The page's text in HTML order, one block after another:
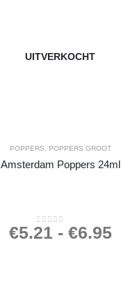
UITVERKOCHT
POPPERS POPPERS GROOT
Amsterdam Poppers 24ml
0out of 5
€5.21- €6.95